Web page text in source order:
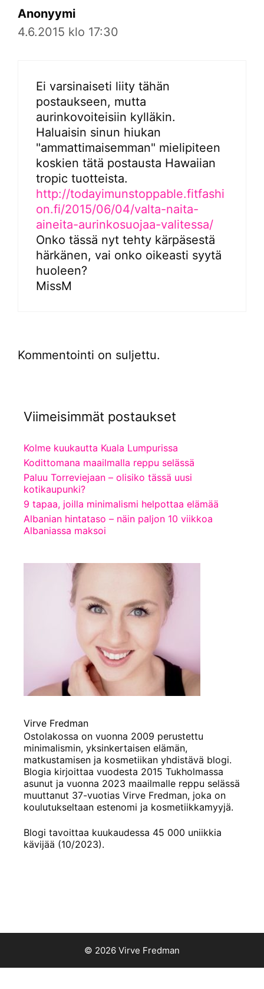
Anonyymi
4.6.2015 klo 17:30
Ei varsinaiseti liity tähän
postaukseen, mutta
aurinkovoiteisiin kylläkin.
Haluaisin sinun hiukan
"ammattimaisemman" mielipiteen
koskien tätä postausta Hawaiian
tropic tuotteista.
http://todayimunstoppable.fitfashi
on.fi/2015/06/04/valta-naita-
aineita-aurinkosuojaa-valitessa/
Onko tässä nyt tehty kärpäsestä
härkänen, vai onko oikeasti syytä
huoleen?
MissM
Kommentointi on suljettu.
Viimeisimmät postaukset
Kolme kuukautta Kuala Lumpurissa
Kodittomana maailmalla reppu selässä
Paluu Torreviejaan – olisiko tässä uusi
kotikaupunki?
9 tapaa, joilla minimalismi helpottaa elämää
Albanian hintataso – näin paljon 10 viikkoa
Albaniassa maksoi
Virve Fredman
Ostolakossa on vuonna 2009 perustettu
minimalismin, yksinkertaisen elämän,
matkustamisen ja kosmetiikan yhdistävä blogi.
Blogia kirjoittaa vuodesta 2015 Tukholmassa
asunut ja vuonna 2023 maailmalle reppu selässä
muuttanut 37-vuotias Virve Fredman, joka on
koulutukseltaan estenomi ja kosmetiikkamyyjä.
Blogi tavoittaa kuukaudessa 45 000 uniikkia
kävijää (10/2023).
© 2026 Virve Fredman